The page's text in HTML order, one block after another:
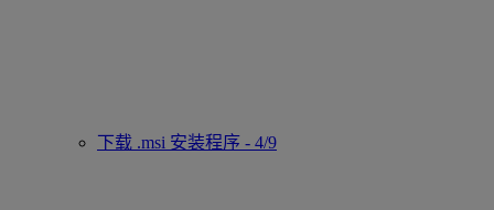
下载 .msi 安装程序 - 4/9